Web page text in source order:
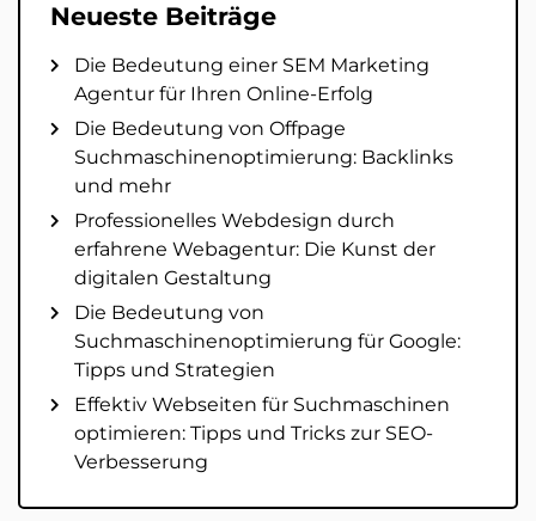
Neueste Beiträge
Die Bedeutung einer SEM Marketing
Agentur für Ihren Online-Erfolg
Die Bedeutung von Offpage
Suchmaschinenoptimierung: Backlinks
und mehr
Professionelles Webdesign durch
erfahrene Webagentur: Die Kunst der
digitalen Gestaltung
Die Bedeutung von
Suchmaschinenoptimierung für Google:
Tipps und Strategien
Effektiv Webseiten für Suchmaschinen
optimieren: Tipps und Tricks zur SEO-
Verbesserung